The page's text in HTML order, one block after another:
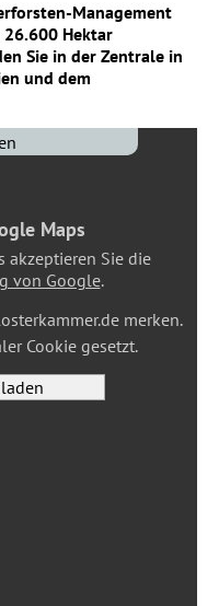
Management
Hektar
Sie in der Zentrale in
und dem
Maps
akzeptieren Sie die
von Google.
merken.
Cookie gesetzt.